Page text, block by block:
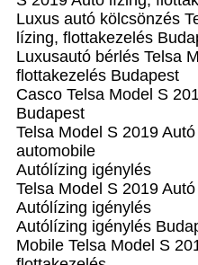
Luxus autó kölcsönzés
lízing, flottakezelés
Luxusautó bérlés Telsa
flottakezelés Budapest
Casco Telsa Model S
Budapest
Telsa Model S 2019
automobile
Autólízing igénylés
Telsa Model S 2019
Autólízing igénylés
Autólízing igénylés
Mobile Telsa Model S